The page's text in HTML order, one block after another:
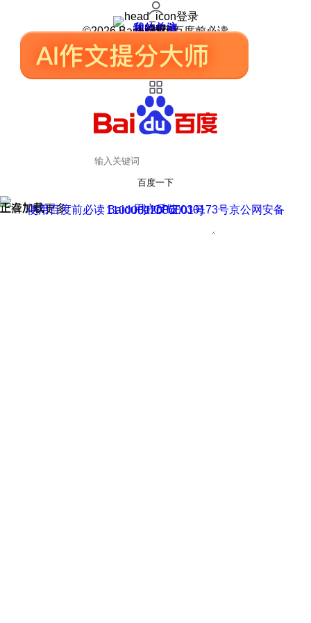
登录
我的关注
我的收藏
皮肤中心
用户反馈
设置
©2026 Baidu 使用百度前必读
百度一下
正在加载
上滑加载更多 用户反馈
使用百度前必读 Baidu 京ICP证030173号
京公网安备11000002000001号